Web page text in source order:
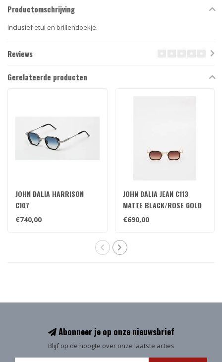
Productomschrijving
Inclusief etui en brillendoekje.
Reviews
Gerelateerde producten
JOHN DALIA HARRISON
C107
€740,00
JOHN DALIA JEAN C113
MATTE BLACK/ROSE GOLD
€690,00
Abonneer je op onze nieuwsbrief
Blijf op de hoogte over onze laatste acties